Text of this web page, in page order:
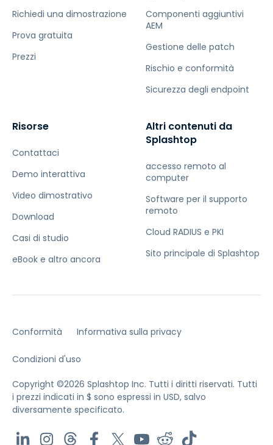
Richiedi una dimostrazione
Prova gratuita
Prezzi
Componenti aggiuntivi
AEM
Gestione delle patch
Rischio e conformità
Sicurezza degli endpoint
Risorse
Contattaci
Demo interattiva
Video dimostrativo
Download
Casi di studio
eBook e altro ancora
Altri contenuti da
Splashtop
accesso remoto al
computer
Software per il supporto
remoto
Cloud RADIUS e PKI
Sito principale di Splashtop
Conformità Informativa sulla privacy
Condizioni d'uso
Copyright ©2026 Splashtop Inc. Tutti i diritti riservati. Tutti
i prezzi indicati in $ sono espressi in USD, salvo
diversamente specificato.